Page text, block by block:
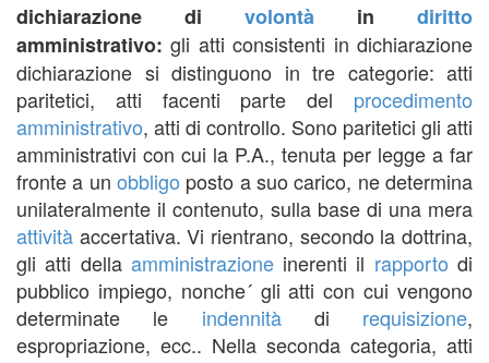
dichiarazione di volontà in diritto
amministrativo:gli atti consistenti in dichiarazione
dichiarazione si distinguono in tre categorie: atti
paritetici, atti facenti parte del procedimento
amministrativo, atti di controllo. Sono paritetici gli atti
amministrativi con cui la P.A., tenuta per legge a far
fronte a un obbligo posto a suo carico, ne determina
unilateralmente il contenuto, sulla base di una mera
attività accertativa. Vi rientrano, secondo la dottrina,
gli atti della amministrazioneinerenti il rapporto di
pubblico impiego, nonche´ gli atti con cui vengono
determinate le indennitàdi requisizione,
espropriazione, ecc.. Nella seconda categoria, atti